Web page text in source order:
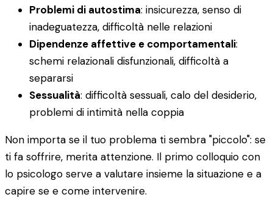
Problemi di autostima: insicurezza, senso di
inadeguatezza, difficoltà nelle relazioni
Dipendenze affettive e comportamentali:
schemi relazionali disfunzionali, difficoltà a
separarsi
Sessualità: difficoltà sessuali, calo del desiderio,
problemi di intimità nella coppia
Non importa se il tuo problema ti sembra "piccolo": se
ti fa soffrire, merita attenzione. Il primo colloquio con
lo psicologo serve a valutare insieme la situazione e a
capire se e come intervenire.